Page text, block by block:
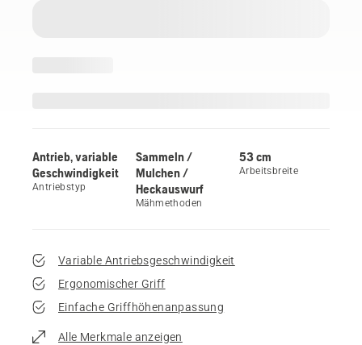
Antrieb, variable
Geschwindigkeit
Antriebstyp
Sammeln /
Mulchen /
Heckauswurf
Mähmethoden
53 cm
Arbeitsbreite
Variable Antriebsgeschwindigkeit
Ergonomischer Griff
Einfache Griffhöhenanpassung
Alle Merkmale anzeigen